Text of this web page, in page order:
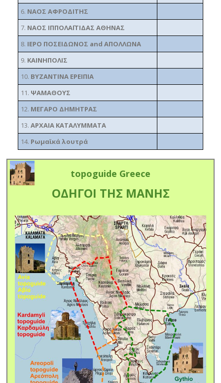
6. ΝΑΟΣ ΑΦΡΟΔΙΤΗΣ
7. ΝΑΟΣ ΙΠΠΟΛΑΪΤΙΔΑΣ ΑΘΗΝΑΣ
8. ΙΕΡΟ ΠΟΣΕΙΔΩΝΟΣ and ΑΠΟΛΛΩΝΑ
9. ΚΑΙΝΗΠΟΛΙΣ
10. ΒΥΖΑΝΤΙΝΑ ΕΡΕΙΠΙΑ
11. ΨΑΜΑΘΟΥΣ
12. ΜΕΓΑΡΟ ΔΗΜΗΤΡΑΣ
13. ΑΡΧΑΙΑ ΚΑΤΑΛΥΜΜΑΤΑ
14. Ρωμαϊκά λουτρά
topoguide Greece
ΟΔΗΓΟΙ ΤΗΣ ΜΑΝΗΣ